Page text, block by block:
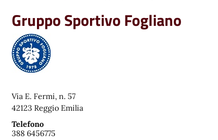
Gruppo Sportivo Fogliano
Via E. Fermi, n. 57
42123 Reggio Emilia
Telefono
388 6456775